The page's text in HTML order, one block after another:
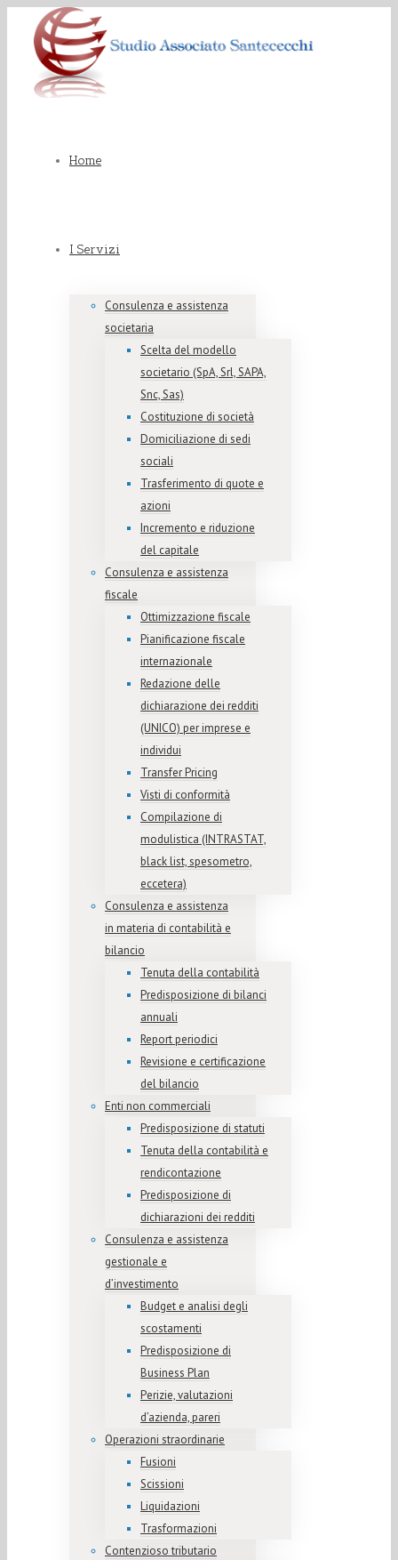
Home
I Servizi
Consulenza e assistenza
societaria
Scelta del modello
societario (SpA, Srl, SAPA,
Snc, Sas)
Costituzione di società
Domiciliazione di sedi
sociali
Trasferimento di quote e
azioni
Incremento e riduzione
del capitale
Consulenza e assistenza
fiscale
Ottimizzazione fiscale
Pianificazione fiscale
internazionale
Redazione delle
dichiarazione dei redditi
(UNICO) per imprese e
individui
Transfer Pricing
Visti di conformità
Compilazione di
modulistica (INTRASTAT,
black list, spesometro,
eccetera)
Consulenza e assistenza
in materia di contabilità e
bilancio
Tenuta della contabilità
Predisposizione di bilanci
annuali
Report periodici
Revisione e certificazione
del bilancio
Enti non commerciali
Predisposizione di statuti
Tenuta della contabilità e
rendicontazione
Predisposizione di
dichiarazioni dei redditi
Consulenza e assistenza
gestionale e
d’investimento
Budget e analisi degli
scostamenti
Predisposizione di
Business Plan
Perizie, valutazioni
d’azienda, pareri
Operazioni straordinarie
Fusioni
Scissioni
Liquidazioni
Trasformazioni
Contenzioso tributario